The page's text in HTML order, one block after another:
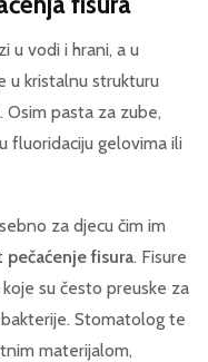
u vodi i hrani, a u
u kristalnu strukturu
Osim pasta za zube,
fluoridaciju gelovima ili
za djecu čim im
pečaćenje fisura. Fisure
su često preuske za
Stomatolog te
materijalom,